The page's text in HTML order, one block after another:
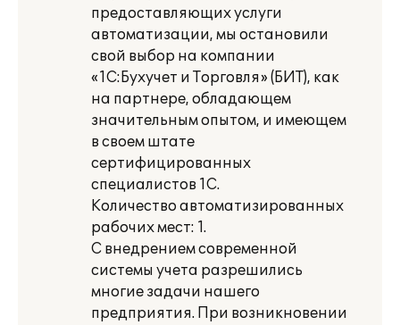
предоставляющих услуги
автоматизации, мы остановили
свой выбор на компании
«1С:Бухучет и Торговля» (БИТ), как
на партнере, обладающем
значительным опытом, и имеющем
в своем штате
сертифицированных
специалистов 1С.
Количество автоматизированных
рабочих мест: 1.
С внедрением современной
системы учета разрешились
многие задачи нашего
предприятия. При возникновении